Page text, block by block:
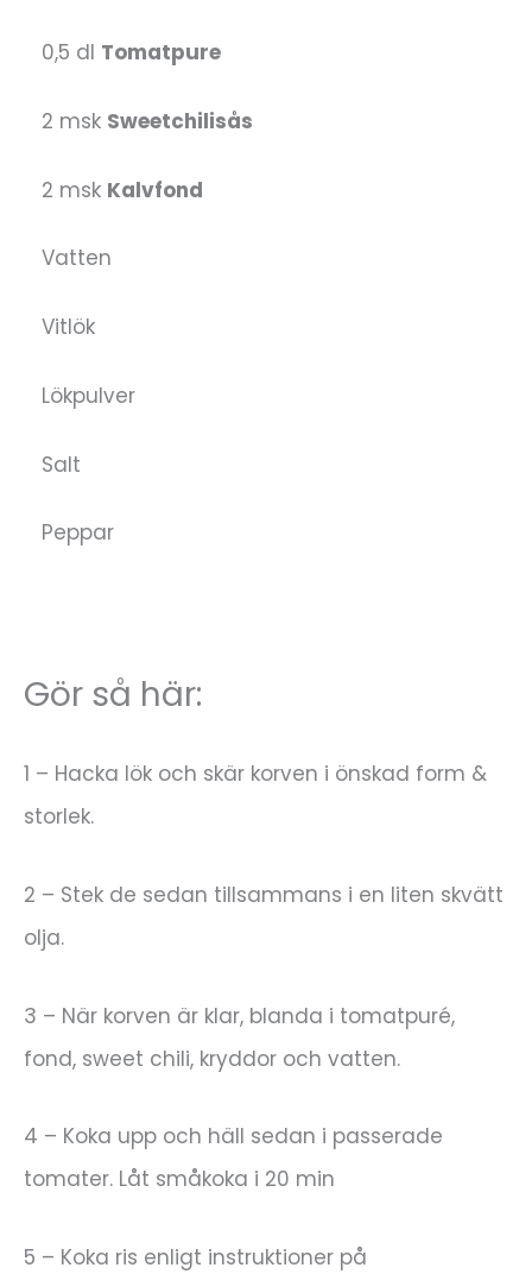
0,5 dl Tomatpure
2 msk Sweetchilisås
2 msk Kalvfond
Vatten
Vitlök
Lökpulver
Salt
Peppar
Gör så här:
1 – Hacka lök och skär korven i önskad form &
storlek.
2 – Stek de sedan tillsammans i en liten skvätt
olja.
3 – När korven är klar, blanda i tomatpuré,
fond, sweet chili, kryddor och vatten.
4 – Koka upp och häll sedan i passerade
tomater. Låt småkoka i 20 min
5 – Koka ris enligt instruktioner på